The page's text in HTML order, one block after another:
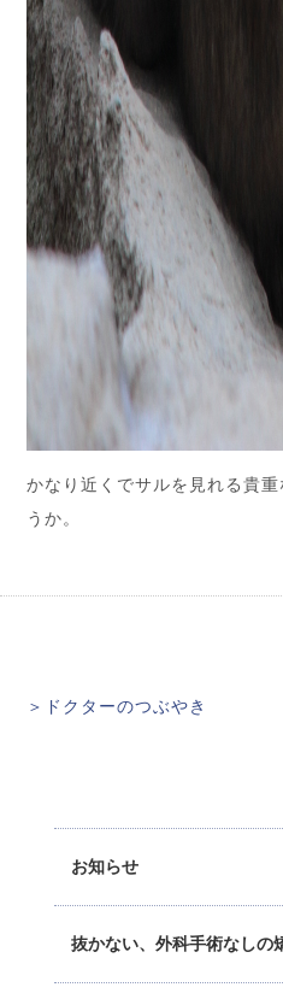
かなり近くでサルを見れる貴
うか。
＞ドクターのつぶやき
お知らせ
抜かない、外科手術なしの